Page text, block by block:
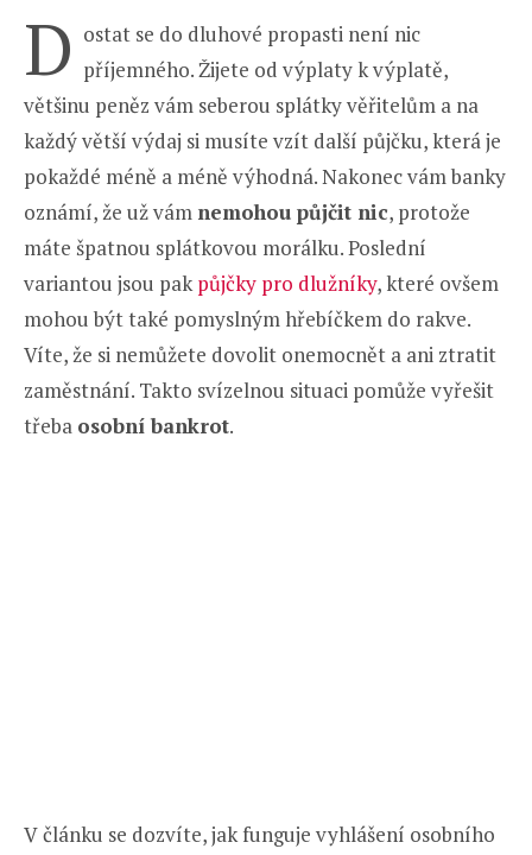
D ostat se do dluhové propasti není nic
příjemného. Žijete od výplaty k výplatě,
většinu peněz vám seberou splátky věřitelům a na
každý větší výdaj si musíte vzít další půjčku, která je
pokaždé méně a méně výhodná. Nakonec vám banky
oznámí, že už vám nemohou půjčit nic, protože
máte špatnou splátkovou morálku. Poslední
variantou jsou pakpůjčky pro dlužníky, které ovšem
mohou být také pomyslným hřebíčkem do rakve.
Víte, že si nemůžete dovolit onemocnět a ani ztratit
zaměstnání. Takto svízelnou situaci pomůže vyřešit
třeba osobní bankrot.
V článku se dozvíte, jak funguje vyhlášení osobního